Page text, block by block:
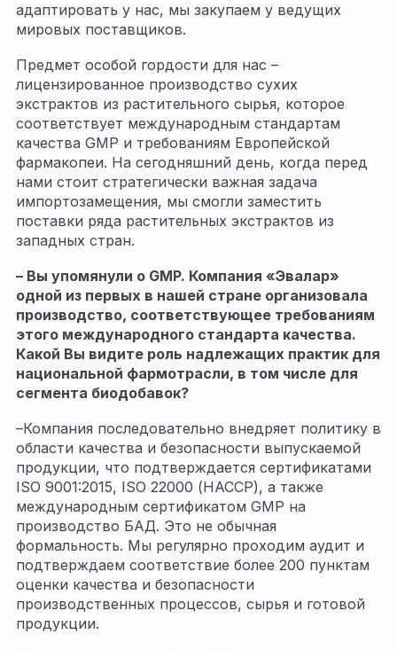
адаптировать у нас, мы закупаем у ведущих
мировых поставщиков.
Предмет особой гордости для нас –
лицензированное производство сухих
экстрактов из растительного сырья, которое
соответствует международным стандартам
качества GMP и требованиям Европейской
фармакопеи. На сегодняшний день, когда перед
нами стоит стратегически важная задача
импортозамещения, мы смогли заместить
поставки ряда растительных экстрактов из
западных стран.
– Вы упомянули о GMP. Компания «Эвалар»
одной из первых в нашей стране организовала
производство, соответствующее требованиям
этого международного стандарта качества.
Какой Вы видите роль надлежащих практик для
национальной фармотрасли, в том числе для
сегмента биодобавок?
–Компания последовательно внедряет политику в
области качества и безопасности выпускаемой
продукции, что подтверждается сертификатами
ISO 9001:2015, ISO 22000 (НАССР), а также
международным сертификатом GMP на
производство БАД. Это не обычная
формальность. Мы регулярно проходим аудит и
подтверждаем соответствие более 200 пунктам
оценки качества и безопасности
производственных процессов, сырья и готовой
продукции.